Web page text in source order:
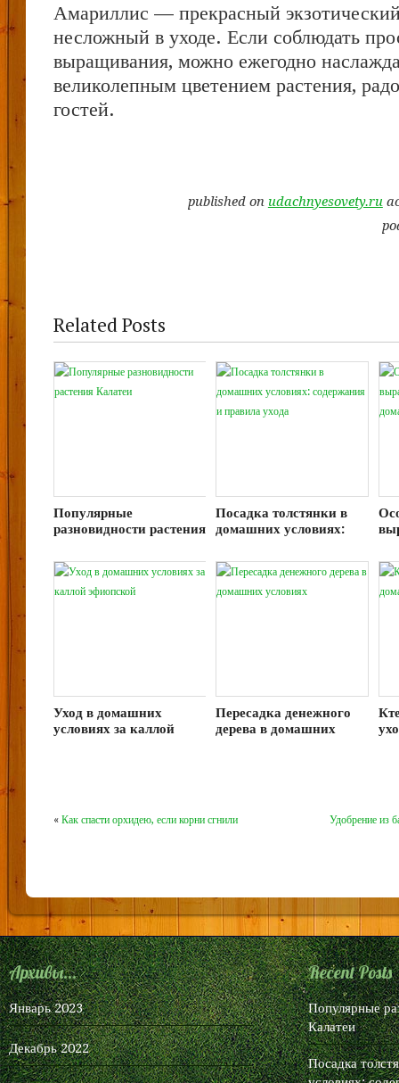
Амариллис — прекрасный
несложный в уходе. Если соблюдать
выращивания, можно ежегодно
великолепным цветением растения,
гостей.
published on udachnyesovety.ru
Related Posts
Популярные
разновидности растения
Посадка толстянки в
домашних условиях:
ухода
Уход в домашних
условиях за каллой
Пересадка денежного
дерева в домашних
« Как спасти орхидею, если корни сгнили Удобрение из
Архивы...
Январь 2023
Декабрь 2022
Recent Posts
Популярные
Калатеи
Посадка